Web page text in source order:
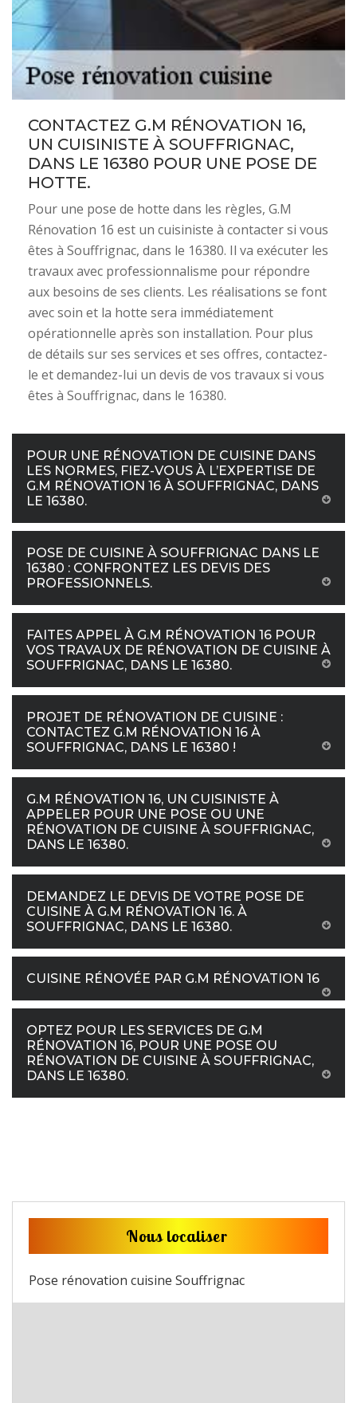
CONTACTEZ G.M RÉNOVATION 16,
UN CUISINISTE À SOUFFRIGNAC,
DANS LE 16380 POUR UNE POSE DE
HOTTE.
Pour une pose de hotte dans les règles, G.M
Rénovation 16 est un cuisiniste à contacter si vous
êtes à Souffrignac, dans le 16380. Il va exécuter les
travaux avec professionnalisme pour répondre
aux besoins de ses clients. Les réalisations se font
avec soin et la hotte sera immédiatement
opérationnelle après son installation. Pour plus
de détails sur ses services et ses offres, contactez-
le et demandez-lui un devis de vos travaux si vous
êtes à Souffrignac, dans le 16380.
POUR UNE RÉNOVATION DE CUISINE DANS
LES NORMES, FIEZ-VOUS À L’EXPERTISE DE
G.M RÉNOVATION 16 À SOUFFRIGNAC, DANS
LE 16380.
POSE DE CUISINE À SOUFFRIGNAC DANS LE
16380 : CONFRONTEZ LES DEVIS DES
PROFESSIONNELS.
FAITES APPEL À G.M RÉNOVATION 16 POUR
VOS TRAVAUX DE RÉNOVATION DE CUISINE À
SOUFFRIGNAC, DANS LE 16380.
PROJET DE RÉNOVATION DE CUISINE :
CONTACTEZ G.M RÉNOVATION 16 À
SOUFFRIGNAC, DANS LE 16380 !
G.M RÉNOVATION 16, UN CUISINISTE À
APPELER POUR UNE POSE OU UNE
RÉNOVATION DE CUISINE À SOUFFRIGNAC,
DANS LE 16380.
DEMANDEZ LE DEVIS DE VOTRE POSE DE
CUISINE À G.M RÉNOVATION 16. À
SOUFFRIGNAC, DANS LE 16380.
CUISINE RÉNOVÉE PAR G.M RÉNOVATION 16
OPTEZ POUR LES SERVICES DE G.M
RÉNOVATION 16, POUR UNE POSE OU
RÉNOVATION DE CUISINE À SOUFFRIGNAC,
DANS LE 16380.
Nous localiser
Pose rénovation cuisine Souffrignac